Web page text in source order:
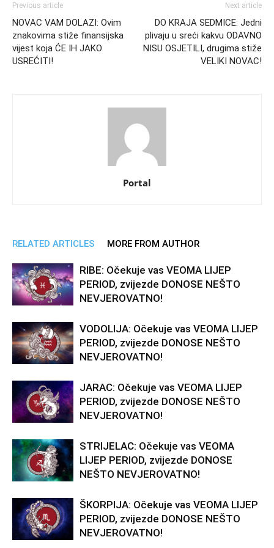
Previous article
NOVAC VAM DOLAZI: Ovim
znakovima stiže finansijska
vijest koja ĆE IH JAKO
USREĆITI!
Next article
DO KRAJA SEDMICE: Jedni
plivaju u sreći kakvu ODAVNO
NISU OSJETILI, drugima stiže
VELIKI NOVAC!
Portal
RELATED ARTICLES MORE FROM AUTHOR
RIBE: Očekuje vas VEOMA LIJEP
PERIOD, zvijezde DONOSE NEŠTO
NEVJEROVATNO!
VODOLIJA: Očekuje vas VEOMA LIJEP
PERIOD, zvijezde DONOSE NEŠTO
NEVJEROVATNO!
JARAC: Očekuje vas VEOMA LIJEP
PERIOD, zvijezde DONOSE NEŠTO
NEVJEROVATNO!
STRIJELAC: Očekuje vas VEOMA
LIJEP PERIOD, zvijezde DONOSE
NEŠTO NEVJEROVATNO!
ŠKORPIJA: Očekuje vas VEOMA LIJEP
PERIOD, zvijezde DONOSE NEŠTO
NEVJEROVATNO!